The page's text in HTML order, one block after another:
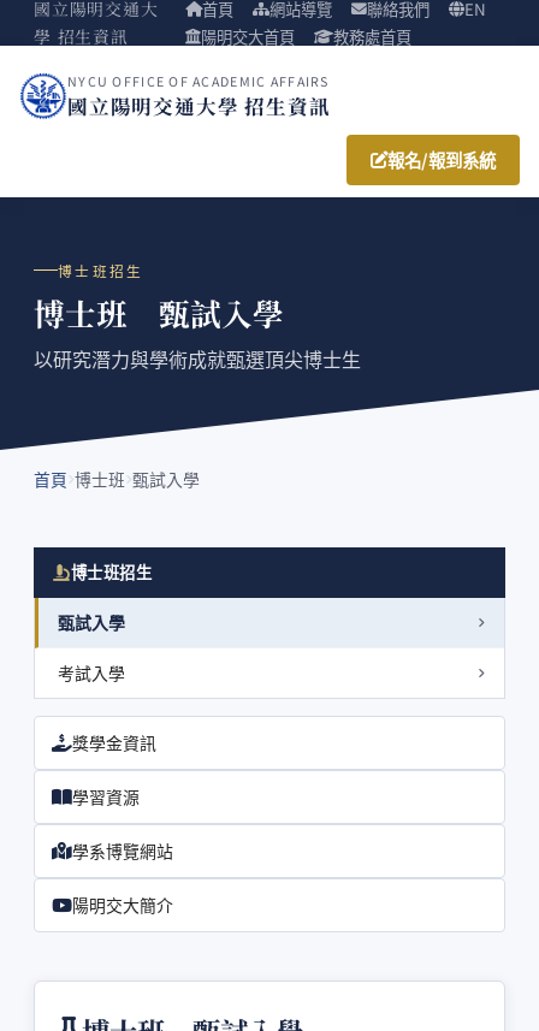
國立陽明交通大
學 招生資訊
首頁 網站導覽 聯絡我們
EN
陽明交大首頁
教務處首頁
NYCU OFFICE OF ACADEMIC AFFAIRS
國立陽明交通大學 招生資訊
報名/報到系統
博士班招生
博士班 甄試入學
以研究潛力與學術成就甄選頂尖博士生
首頁 博士班 甄試入學
博士班招生
甄試入學
考試入學
獎學金資訊
學習資源
學系博覽網站
陽明交大簡介